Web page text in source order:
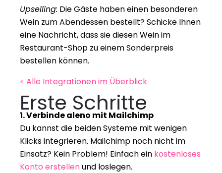
Upselling: Die Gäste haben einen besonderen
Wein zum Abendessen bestellt? Schicke Ihnen
eine Nachricht, dass sie diesen Wein im
Restaurant-Shop zu einem Sonderpreis
bestellen können.
< Alle Integrationen im Überblick
Erste Schritte
1. Verbinde aleno mit Mailchimp
Du kannst die beiden Systeme mit wenigen
Klicks integrieren. Mailchimp noch nicht im
Einsatz? Kein Problem! Einfach ein kostenloses
Konto erstellen und loslegen.